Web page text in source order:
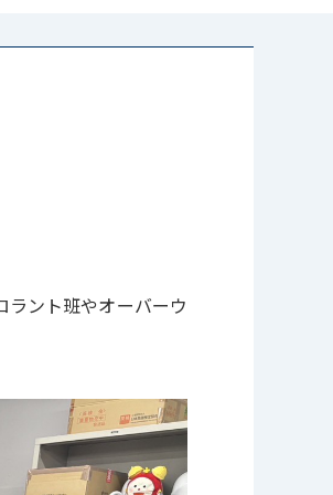
ラント班やオーバーウ